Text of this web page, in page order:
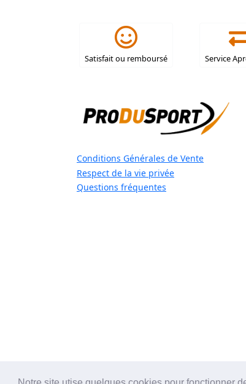
Satisfait ou remboursé Service
Conditions Générales de Vente
Respect de la vie privée
Questions fréquentes